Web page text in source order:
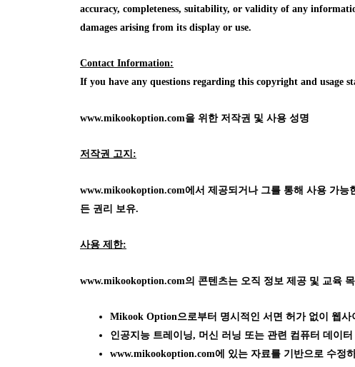
accuracy, completeness, suitability, or validity of any
damages arising from its display or use.
Contact Information:
If you have any questions regarding this copyright and usage
www.mikookoption.com을 위한 저작권 및 사용 성명
저작권 고지:
www.mikookoption.com에서 제공되거나 그를 통해 사용 가
든 권리 보유.
사용 제한:
www.mikookoption.com의 콘텐츠는 오직 정보 제공 및 교육
Mikook Option으로부터 명시적인 서면 허가 없이 웹
인공지능 트레이닝, 머신 러닝 또는 관련 컴퓨터 데이
www.mikookoption.com에
있는 자료를 기반으로 수정